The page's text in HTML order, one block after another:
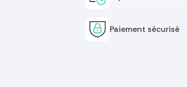
Paiement sécurisé